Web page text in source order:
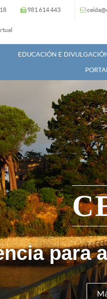
981 614 443
EDUCACIÓN E
para